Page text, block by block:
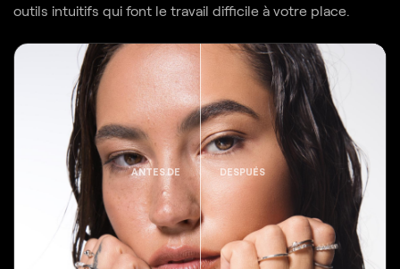
outils intuitifs qui font le travail difficile à votre place.
ANTES DE DESPUÉS